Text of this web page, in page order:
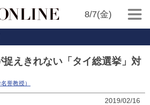
8/7(金)
捉えきれない「タイ総選挙」対
誉教授）
2019/02/16